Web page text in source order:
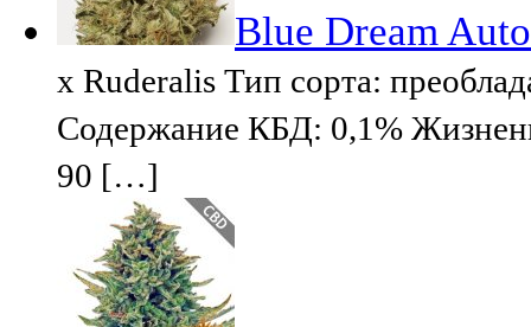
Blue Dream Auto
x Ruderalis Тип сорта:
Содержание КБД: 0,1%
90 […]